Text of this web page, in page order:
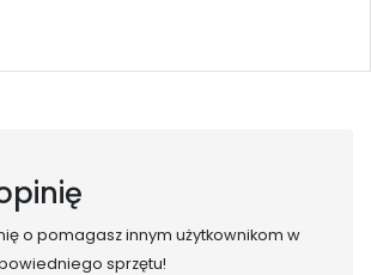
o pomagasz innym użytkownikom w
sprzętu!